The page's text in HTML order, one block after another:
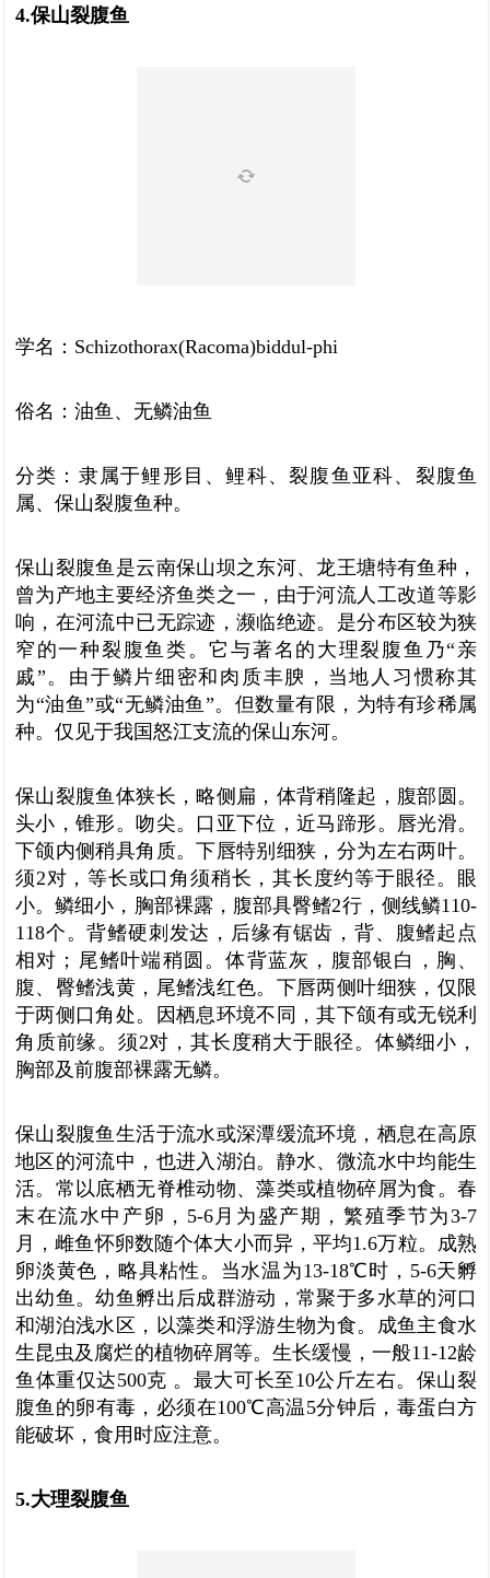
4.保山裂腹鱼
学名：Schizothorax(Racoma)biddul-phi
俗名：油鱼、无鳞油鱼
分类：隶属于鲤形目、鲤科、裂腹鱼亚科、裂腹鱼
属、保山裂腹鱼种。
保山裂腹鱼是云南保山坝之东河、龙王塘特有鱼种，
曾为产地主要经济鱼类之一，由于河流人工改道等影
响，在河流中已无踪迹，濒临绝迹。是分布区较为狭
窄的一种裂腹鱼类。它与著名的大理裂腹鱼乃“亲
戚”。由于鳞片细密和肉质丰腴，当地人习惯称其
为“油鱼”或“无鳞油鱼”。但数量有限，为特有珍稀属
种。仅见于我国怒江支流的保山东河。
保山裂腹鱼体狭长，略侧扁，体背稍隆起，腹部圆。
头小，锥形。吻尖。口亚下位，近马蹄形。唇光滑。
下颌内侧稍具角质。下唇特别细狭，分为左右两叶。
须2对，等长或口角须稍长，其长度约等于眼径。眼
小。鳞细小，胸部裸露，腹部具臀鳍2行，侧线鳞110-
118个。背鳍硬刺发达，后缘有锯齿，背、腹鳍起点
相对；尾鳍叶端稍圆。体背蓝灰，腹部银白，胸、
腹、臀鳍浅黄，尾鳍浅红色。下唇两侧叶细狭，仅限
于两侧口角处。因栖息环境不同，其下颌有或无锐利
角质前缘。须2对，其长度稍大于眼径。体鳞细小，
胸部及前腹部裸露无鳞。
保山裂腹鱼生活于流水或深潭缓流环境，栖息在高原
地区的河流中，也进入湖泊。静水、微流水中均能生
活。常以底栖无脊椎动物、藻类或植物碎屑为食。春
末在流水中产卵，5-6月为盛产期，繁殖季节为3-7
月，雌鱼怀卵数随个体大小而异，平均1.6万粒。成熟
卵淡黄色，略具粘性。当水温为13-18℃时，5-6天孵
出幼鱼。幼鱼孵出后成群游动，常聚于多水草的河口
和湖泊浅水区，以藻类和浮游生物为食。成鱼主食水
生昆虫及腐烂的植物碎屑等。生长缓慢，一般11-12龄
鱼体重仅达500克 。最大可长至10公斤左右。保山裂
腹鱼的卵有毒，必须在100℃高温5分钟后，毒蛋白方
能破坏，食用时应注意。
5.大理裂腹鱼